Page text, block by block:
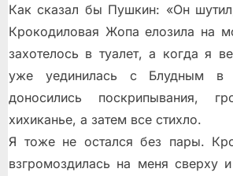
Как сказал бы Пушкин: «Он
Крокодиловая Жопа елозила на
захотелось в туалет, а когда я
уже уединилась с Блудным в
доносились поскрипывания,
хихиканье, а затем все стихло.
Я тоже не остался без пары.
взгромоздилась на меня сверху